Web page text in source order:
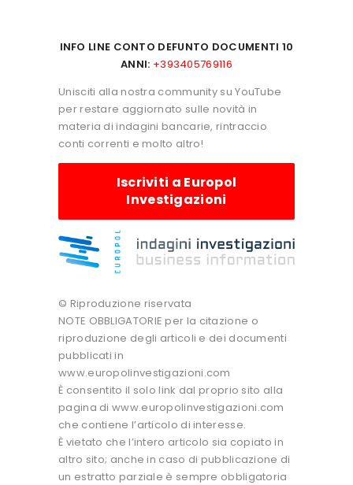
INFO LINE CONTO DEFUNTO DOCUMENTI 10
ANNI: +393405769116
Unisciti alla nostra community su YouTube
per restare aggiornato sulle novità in
materia di indagini bancarie, rintraccio
conti correnti e molto altro!
Iscriviti a Europol
Investigazioni
© Riproduzione riservata
NOTE OBBLIGATORIE per la citazione o
riproduzione degli articoli e dei documenti
pubblicati in
www.europolinvestigazioni.com
È consentito il solo link dal proprio sito alla
pagina di www.europolinvestigazioni.com
che contiene l’articolo di interesse.
È vietato che l’intero articolo sia copiato in
altro sito; anche in caso di pubblicazione di
un estratto parziale è sempre obbligatoria